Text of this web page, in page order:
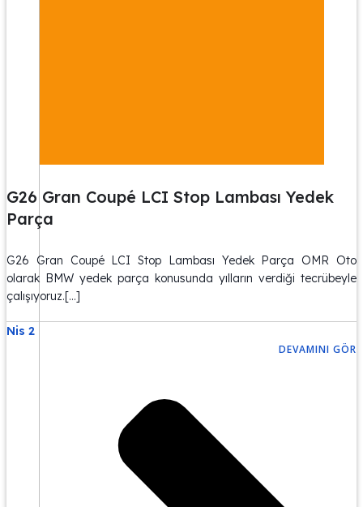
G26 Gran Coupé LCI Stop Lambası Yedek
Parça
G26 Gran Coupé LCI Stop Lambası Yedek Parça OMR Oto
olarak BMW yedek parça konusunda yılların verdiği tecrübeyle
çalışıyoruz.[…]
Nis 2
DEVAMINI GÖR